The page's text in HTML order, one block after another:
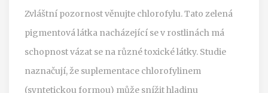
Zvláštní pozornost věnujte chlorofylu. Tato zelená
pigmentová látka nacházející se v rostlinách má
schopnost vázat se na různé toxické látky. Studie
naznačují, že suplementace chlorofylinem
(syntetickou formou) může snížit hladinu